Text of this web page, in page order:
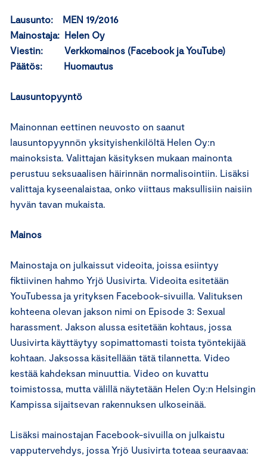
Lausunto: MEN 19/2016
Mainostaja: Helen Oy
Viestin: Verkkomainos (Facebook ja YouTube)
Päätös: Huomautus
Lausuntopyyntö
Mainonnan eettinen neuvosto on saanut
lausuntopyynnön yksityishenkilöltä Helen Oy:n
mainoksista. Valittajan käsityksen mukaan mainonta
perustuu seksuaalisen häirinnän normalisointiin. Lisäksi
valittaja kyseenalaistaa, onko viittaus maksullisiin naisiin
hyvän tavan mukaista.
Mainos
Mainostaja on julkaissut videoita, joissa esiintyy
fiktiivinen hahmo Yrjö Uusivirta. Videoita esitetään
YouTubessa ja yrityksen Facebook-sivuilla. Valituksen
kohteena olevan jakson nimi on Episode 3: Sexual
harassment. Jakson alussa esitetään kohtaus, jossa
Uusivirta käyttäytyy sopimattomasti toista työntekijää
kohtaan. Jaksossa käsitellään tätä tilannetta. Video
kestää kahdeksan minuuttia. Video on kuvattu
toimistossa, mutta välillä näytetään Helen Oy:n Helsingin
Kampissa sijaitsevan rakennuksen ulkoseinää.
Lisäksi mainostajan Facebook-sivuilla on julkaistu
vapputervehdys, jossa Yrjö Uusivirta toteaa seuraavaa: